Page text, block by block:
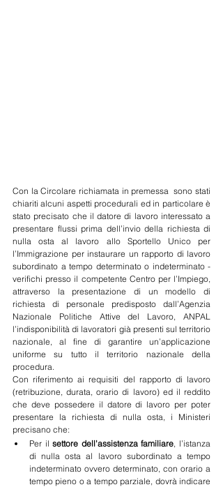
Con la Circolare richiamata in premessa  sono stati
chiariti alcuni aspetti procedurali ed in particolare è
stato precisato che il datore di lavoro interessato a
presentare flussi prima dell’invio della richiesta di
nulla osta al lavoro allo Sportello Unico per
l’Immigrazione per instaurare un rapporto di lavoro
subordinato a tempo determinato o indeterminato -
verifichi presso il competente Centro per l’Impiego,
attraverso la presentazione di un modello di
richiesta di personale predisposto dall’Agenzia
Nazionale Politiche Attive del Lavoro, ANPAL
l’indisponibilità di lavoratori già presenti sul territorio
nazionale, al fine di garantire un’applicazione
uniforme su tutto il territorio nazionale della
procedura.
Con riferimento ai requisiti del rapporto di lavoro
(retribuzione, durata, orario di lavoro) ed il reddito
che deve possedere il datore di lavoro per poter
presentare la richiesta di nulla osta, i Ministeri
precisano che:
Per il settore dell'assistenza familiare , l’istanza
di nulla osta al lavoro subordinato a tempo
indeterminato ovvero determinato, con orario a
tempo pieno o a tempo parziale, dovrà indicare